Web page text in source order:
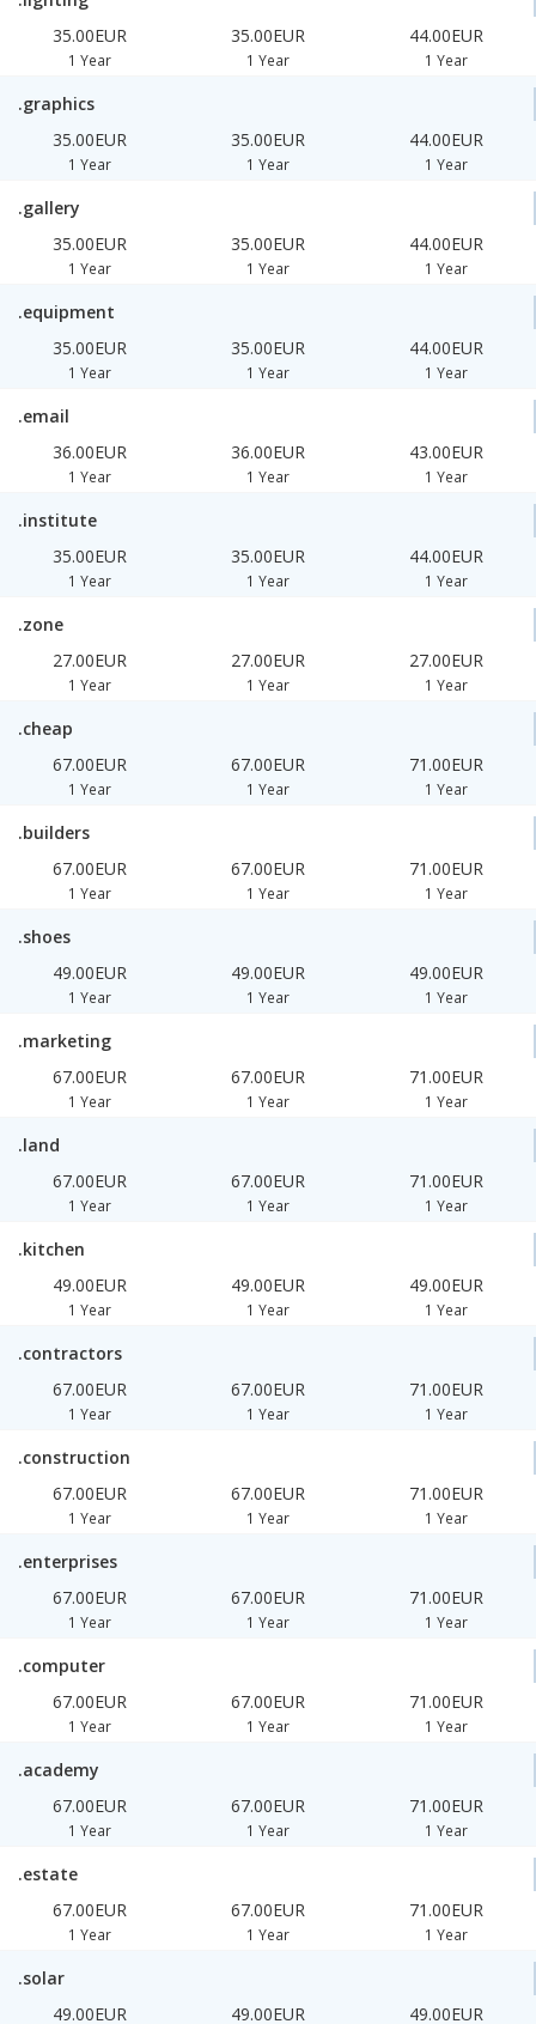
35.00EUR
1 Year
35.00EUR
1 Year
44.00EUR
1 Year
.graphics
35.00EUR
1 Year
35.00EUR
1 Year
44.00EUR
1 Year
.gallery
35.00EUR
1 Year
35.00EUR
1 Year
44.00EUR
1 Year
.equipment
35.00EUR
1 Year
35.00EUR
1 Year
44.00EUR
1 Year
.email
36.00EUR
1 Year
36.00EUR
1 Year
43.00EUR
1 Year
.institute
35.00EUR
1 Year
35.00EUR
1 Year
44.00EUR
1 Year
.zone
27.00EUR
1 Year
27.00EUR
1 Year
27.00EUR
1 Year
.cheap
67.00EUR
1 Year
67.00EUR
1 Year
71.00EUR
1 Year
.builders
67.00EUR
1 Year
67.00EUR
1 Year
71.00EUR
1 Year
.shoes
49.00EUR
1 Year
49.00EUR
1 Year
49.00EUR
1 Year
.marketing
67.00EUR
1 Year
67.00EUR
1 Year
71.00EUR
1 Year
.land
67.00EUR
1 Year
67.00EUR
1 Year
71.00EUR
1 Year
.kitchen
49.00EUR
1 Year
49.00EUR
1 Year
49.00EUR
1 Year
.contractors
67.00EUR
1 Year
67.00EUR
1 Year
71.00EUR
1 Year
.construction
67.00EUR
1 Year
67.00EUR
1 Year
71.00EUR
1 Year
.enterprises
67.00EUR
1 Year
67.00EUR
1 Year
71.00EUR
1 Year
.computer
67.00EUR
1 Year
67.00EUR
1 Year
71.00EUR
1 Year
.academy
67.00EUR
1 Year
67.00EUR
1 Year
71.00EUR
1 Year
.estate
67.00EUR
1 Year
67.00EUR
1 Year
71.00EUR
1 Year
.solar
49.00EUR
49.00EUR 49.00EUR